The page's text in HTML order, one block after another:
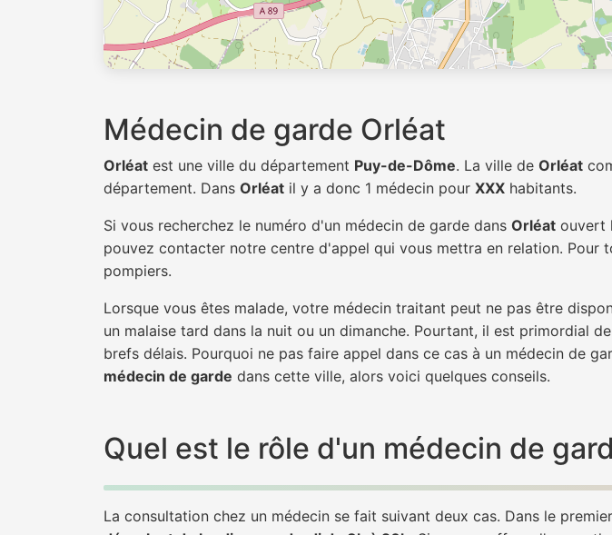
Médecin de garde Orléat
Orléat est une ville du département Puy-de-Dôme. La ville de Orléat
département. Dans Orléat il y a donc 1 médecin pour XXX habitants.
Si vous recherchez le numéro d'un médecin de garde dans Orléat ouvert
pouvez contacter notre centre d'appel qui vous mettra en relation. Pour
pompiers.
Lorsque vous êtes malade, votre médecin traitant peut ne pas être
un malaise tard dans la nuit ou un dimanche. Pourtant, il est primordial
brefs délais. Pourquoi ne pas faire appel dans ce cas à un médecin de
médecin de garde dans cette ville, alors voici quelques conseils.
Quel est le rôle d'un médecin de
La consultation chez un médecin se fait suivant deux cas. Dans le